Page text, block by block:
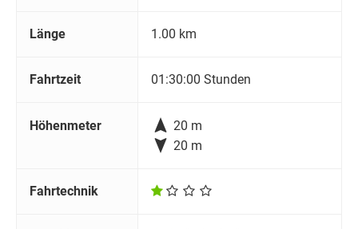
Länge 1.00 km
Fahrtzeit 01:30:00 Stunden
Höhenmeter  20 m
 20 m
Fahrtechnik